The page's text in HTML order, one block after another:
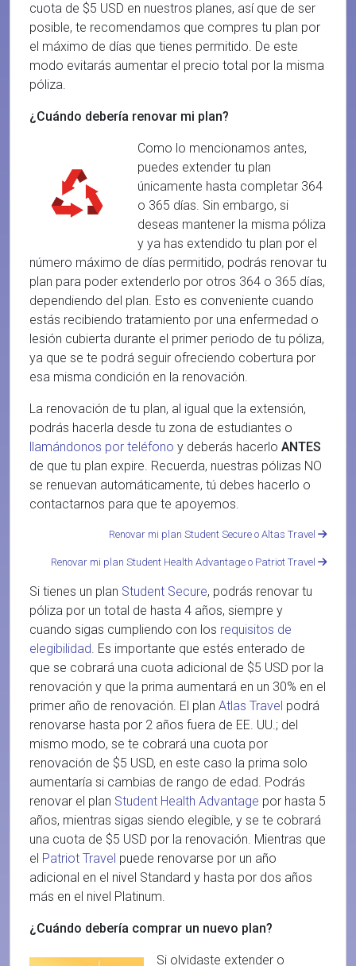
cuota de $5 USD en nuestros planes, así que de ser
posible, te recomendamos que compres tu plan por
el máximo de días que tienes permitido. De este
modo evitarás aumentar el precio total por la misma
póliza.
¿Cuándo debería renovar mi plan?
Como lo mencionamos antes,
puedes extender tu plan
únicamente hasta completar 364
o 365 días. Sin embargo, si
deseas mantener la misma póliza
y ya has extendido tu plan por el
número máximo de días permitido, podrás renovar tu
plan para poder extenderlo por otros 364 o 365 días,
dependiendo del plan. Esto es conveniente cuando
estás recibiendo tratamiento por una enfermedad o
lesión cubierta durante el primer periodo de tu póliza,
ya que se te podrá seguir ofreciendo cobertura por
esa misma condición en la renovación.
La renovación de tu plan, al igual que la extensión,
podrás hacerla desde tu zona de estudiantes o
llamándonos por teléfono y deberás hacerlo ANTES
de que tu plan expire. Recuerda, nuestras pólizas NO
se renuevan automáticamente, tú debes hacerlo o
contactarnos para que te apoyemos.
Renovar mi plan Student Secure o Altas Travel
Renovar mi plan Student Health Advantage o Patriot Travel
Si tienes un plan Student Secure, podrás renovar tu
póliza por un total de hasta 4 años, siempre y
cuando sigas cumpliendo con los requisitos de
elegibilidad. Es importante que estés enterado de
que se cobrará una cuota adicional de $5 USD por la
renovación y que la prima aumentará en un 30% en el
primer año de renovación. El plan Atlas Travel podrá
renovarse hasta por 2 años fuera de EE. UU.; del
mismo modo, se te cobrará una cuota por
renovación de $5 USD, en este caso la prima solo
aumentaría si cambias de rango de edad. Podrás
renovar el plan Student Health Advantage por hasta 5
años, mientras sigas siendo elegible, y se te cobrará
una cuota de $5 USD por la renovación. Mientras que
el Patriot Travel puede renovarse por un año
adicional en el nivel Standard y hasta por dos años
más en el nivel Platinum.
¿Cuándo debería comprar un nuevo plan?
Si olvidaste extender o